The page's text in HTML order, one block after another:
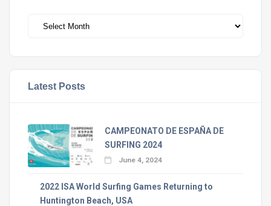
Latest Posts
CAMPEONATO DE ESPAÑA DE
SURFING 2024
June 4, 2024
2022 ISA World Surfing Games Returning to
Huntington Beach, USA